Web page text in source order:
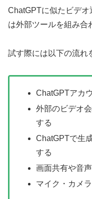
ChatGPTに似たビデ
は外部ツールを組み合
試す際には以下の流れ
ChatGPTアカ
外部のビデオ
する
ChatGPTで生
する
画面共有や音
マイク・カメ